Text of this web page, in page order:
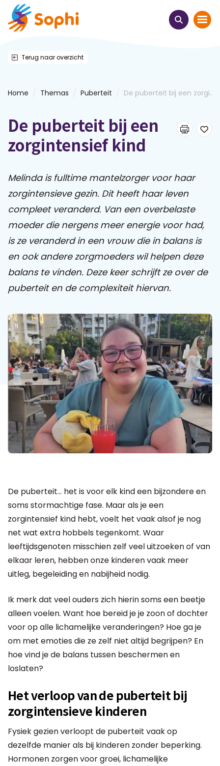
Thema's
Leren & ontmoeten
E-learnings
Themabijeenkomsten
Praat mee
Clientdossier Wiki
Mijn
Over
Terug naar overzicht
Home Themas Puberteit De puberteit bij een zorgi...
De puberteit bij een
zorgintensief kind
Melinda is fulltime mantelzorger voor haar
zorgintensieve gezin. Dit heeft haar leven
compleet veranderd. Van een overbelaste
moeder die nergens meer energie voor had,
is ze veranderd in een vrouw die in balans is
en ook andere zorgmoeders wil helpen deze
balans te vinden. Deze keer schrijft ze over de
puberteit en de complexiteit hiervan.
De puberteit… het is voor elk kind een bijzondere en
soms stormachtige fase. Maar als je een
zorgintensief kind hebt, voelt het vaak alsof je nog
net wat extra hobbels tegenkomt. Waar
leeftijdsgenoten misschien zelf veel uitzoeken of van
elkaar leren, hebben onze kinderen vaak meer
uitleg, begeleiding en nabijheid nodig.
Ik merk dat veel ouders zich hierin soms een beetje
alleen voelen. Want hoe bereid je je zoon of dochter
voor op alle lichamelijke veranderingen? Hoe ga je
om met emoties die ze zelf niet altijd begrijpen? En
hoe vind je de balans tussen beschermen en
loslaten?
Het verloop van de puberteit bij
zorgintensieve kinderen
Fysiek gezien verloopt de puberteit vaak op
dezelfde manier als bij kinderen zonder beperking.
Hormonen zorgen voor groei, lichamelijke